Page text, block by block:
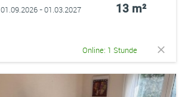
01.09.2026 - 01.03.2027 13 m²
Online: 1 Stunde